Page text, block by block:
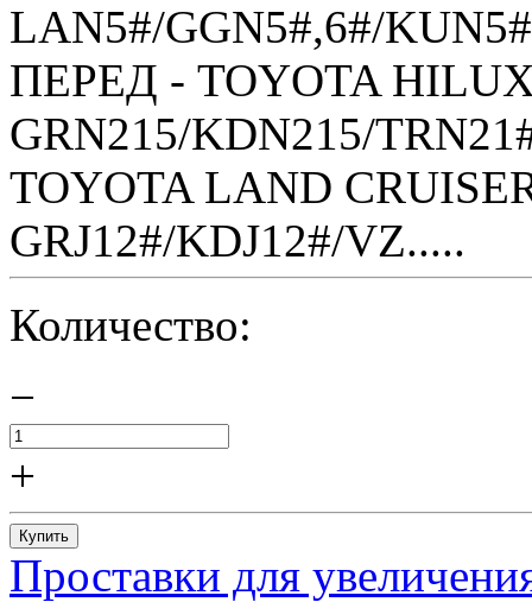
LAN5#/GGN5#,6#/
ПЕРЕД - TOYOTA
GRN215/KDN215/
TOYOTA LAND
GRJ12#/KDJ12#/VZ.....
Количество:
−
+
Купить
Проставки для